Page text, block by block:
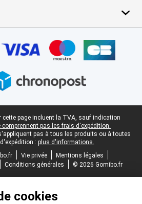
cette page incluent la TVA, sauf indication
comprennent pas les frais d'expédition.
pas à tous les produits ou à toutes
: plus d'informations.
Vie privée
Mentions légales
Conditions générales © 2026 Gomibo.fr
cookies